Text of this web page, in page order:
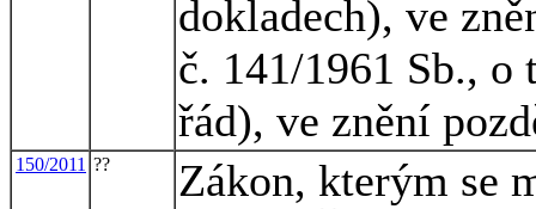
dokladech), ve
č. 141/1961 Sb.,
řád), ve znění
150/2011 ??
Zákon, kterým se